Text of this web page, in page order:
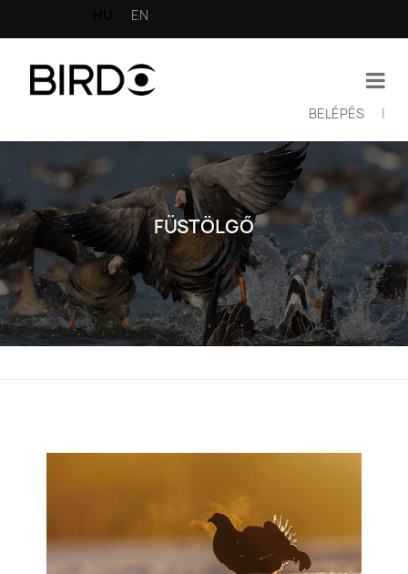
EN
fiók
menüje
BELÉPÉS |
FÜSTÖLGŐ